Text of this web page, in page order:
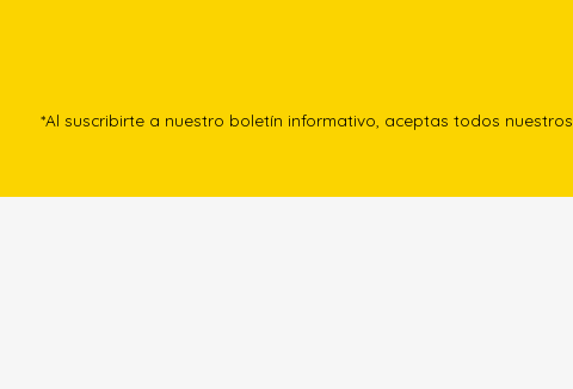
*Al suscribirte a nuestro boletín informativo, aceptas todos nuestros